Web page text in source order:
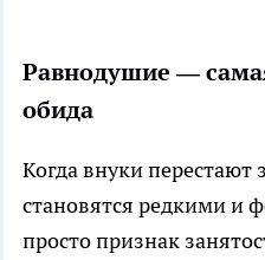
Равнодушие —
обида
Когда внуки перестают
становятся редкими и
просто признак